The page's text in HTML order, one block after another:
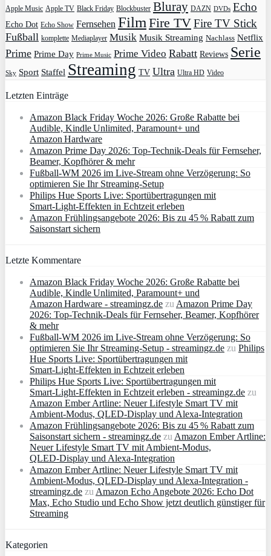
Apple Music Apple TV Black Friday Blockbuster Bluray DAZN DVDs Echo
Echo Dot Echo Show Fernsehen FilmFire TVFire TV Stick
Fußball komplette Mediaplayer Musik Musik Streaming Nachlass Netflix
Prime Prime Day Prime Music Prime Video Rabatt Reviews Serie
Sky Sport Staffel Streaming TV Ultra Ultra HD Video
Letzten Einträge
Amazon Black Friday Woche 2026: Große Rabatte bei
Audible, Kindle Unlimited, Paramount+ und
Amazon Hardware
Amazon Prime Day 2026: Top-Technik-Deals für Fernseher,
Beamer, Kopfhörer & mehr
Fußball-WM 2026 im Live-Stream ohne Verzögerung: So
optimieren Sie Ihr Streaming-Setup
Philips Hue Sports Live: Sportübertragungen mit
Smart‑Light‑Effekten in Echtzeit erleben
Amazon Frühlingsangebote 2026: Bis zu 45 % Rabatt zum
Saisonstart sichern
Letzte Kommentare
Amazon Black Friday Woche 2026: Große Rabatte bei
Audible, Kindle Unlimited, Paramount+ und
Amazon Hardware - streamingz.de zuAmazon Prime Day
2026: Top-Technik-Deals für Fernseher, Beamer, Kopfhörer
& mehr
Fußball-WM 2026 im Live-Stream ohne Verzögerung: So
optimieren Sie Ihr Streaming-Setup - streamingz.de zu Philips
Hue Sports Live: Sportübertragungen mit
Smart‑Light‑Effekten in Echtzeit erleben
Philips Hue Sports Live: Sportübertragungen mit
Smart‑Light‑Effekten in Echtzeit erleben - streamingz.de zu
Amazon Ember Artline: Neuer Lifestyle Smart TV mit
Ambient‑Modus, QLED‑Display und Alexa‑Integration
Amazon Frühlingsangebote 2026: Bis zu 45 % Rabatt zum
Saisonstart sichern - streamingz.de zuAmazon Ember Artline:
Neuer Lifestyle Smart TV mit Ambient‑Modus,
QLED‑Display und Alexa‑Integration
Amazon Ember Artline: Neuer Lifestyle Smart TV mit
Ambient‑Modus, QLED‑Display und Alexa‑Integration -
streamingz.de zuAmazon Echo Angebote 2026: Echo Dot
Max, Echo Studio und Echo Show jetzt deutlich günstiger für
Streaming
Kategorien